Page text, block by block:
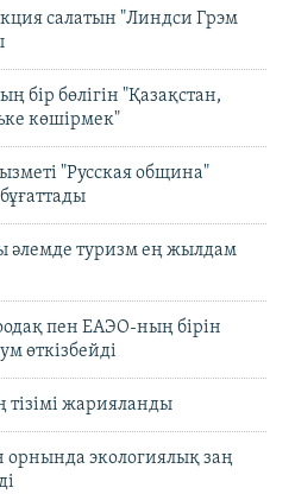
салатын "Линдси Грэм
бір бөлігін "Қазақстан,
көшірмек"
"Русская община"
әлемде туризм ең жылдам
пен ЕАЭО-ның бірін
өткізбейді
тізімі жарияланды
орнында экологиялық заң